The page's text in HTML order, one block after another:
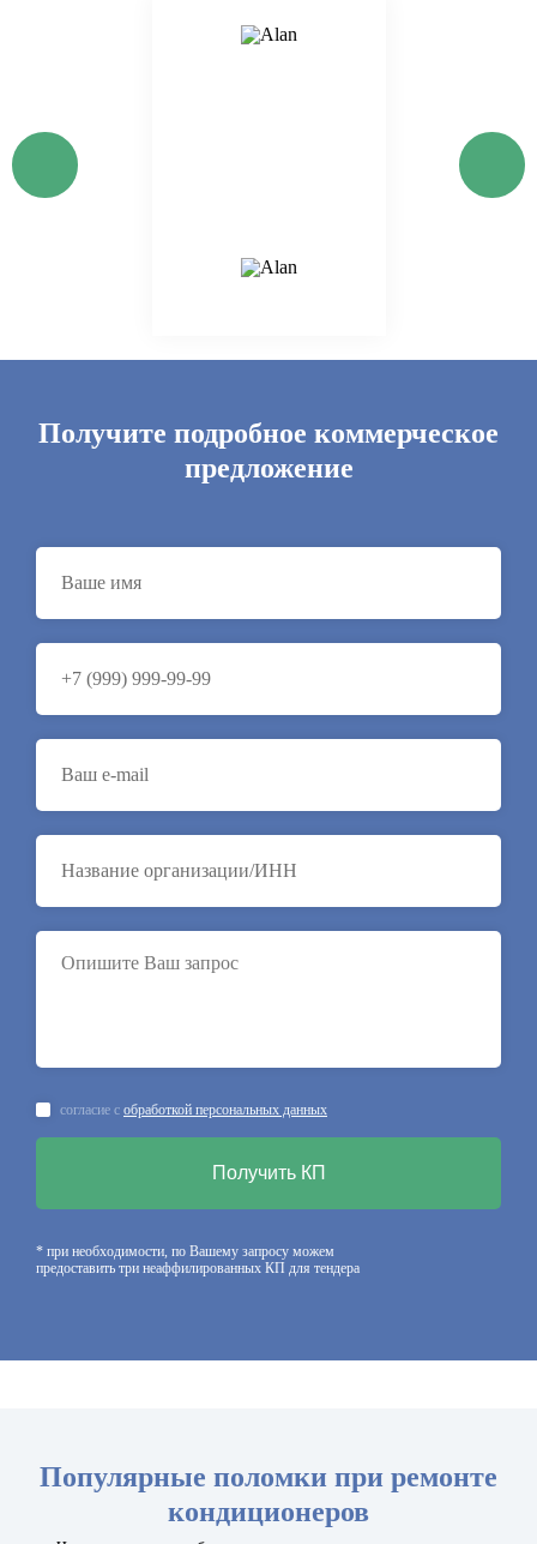
Получите подробное коммерческое
предложение
согласие с обработкой персональных данных
Получить КП
* при необходимости, по Вашему запросу можем
предоставить три неаффилированных КП для тендера
Популярные поломки при ремонте
кондиционеров